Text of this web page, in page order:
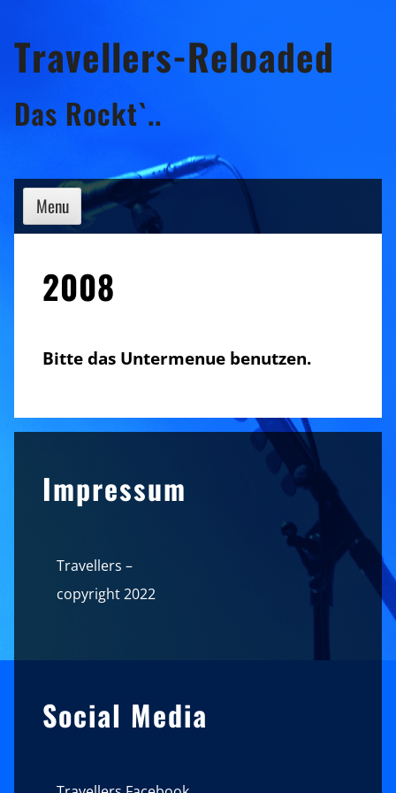
to
content
Travellers-Reloaded
Das Rockt`..
Menu
2008
Bitte das Untermenue benutzen.
Impressum
Travellers –
copyright 2022
Social Media